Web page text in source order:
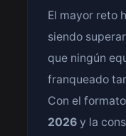
El mayor reto
siendo
que ningún
franqueado
Con el
2026 y la